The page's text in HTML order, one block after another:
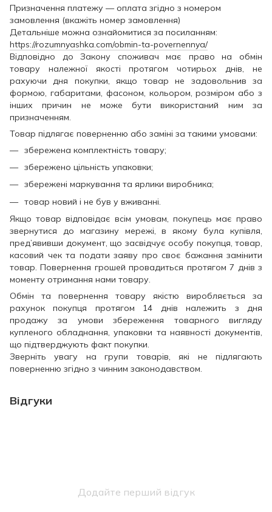
Призначення платежу — оплата згідно з номером
замовлення (вкажіть номер замовлення)
Детальніше можна ознайомитися за посиланням:
https://rozumnyashka.com/obmin-ta-povernennya/
Відповідно до Закону споживач має право на обмін
товару належної якості протягом чотирьох днів, не
рахуючи дня покупки, якщо товар не задовольнив за
формою, габаритами, фасоном, кольором, розміром або з
інших причин не може бути використаний ним за
призначенням.
Товар підлягає поверненню або заміні за такими умовами:
збережена комплектність товару;
збережено цільність упаковки;
збережені маркування та ярлики виробника;
товар новий і не був у вживанні.
Якщо товар відповідає всім умовам, покупець має право
звернутися до магазину мережі, в якому була купівля,
пред’явивши документ, що засвідчує особу покупця, товар,
касовий чек та подати заяву про своє бажання замінити
товар. Повернення грошей провадиться протягом 7 днів з
моменту отримання нами товару.
Обмін та повернення товару якістю виробляється за
рахунок покупця протягом 14 днів належить з дня
продажу за умови збереження товарного вигляду
купленого обладнання, упаковки та наявності документів,
що підтверджують факт покупки.
Зверніть увагу на групи товарів, які не підлягають
поверненню згідно з чинним законодавством.
Відгуки
Додайте перший відгук